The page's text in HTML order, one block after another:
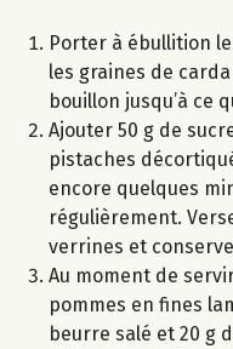
Porter à ébullition
les graines de
bouillon jusqu’à ce
Ajouter 50 g de
pistaches
encore quelques
régulièrement.
verrines et
Au moment de
pommes en fines
beurre salé et 20 g